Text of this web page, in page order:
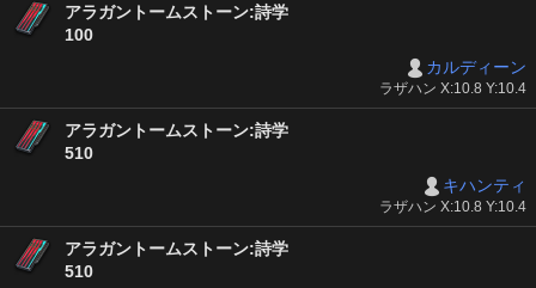
アラガントームストーン:詩学
100
カルディーン
ラザハン X:10.8 Y:10.4
アラガントームストーン:詩学
510
キハンティ
ラザハン X:10.8 Y:10.4
アラガントームストーン:詩学
510